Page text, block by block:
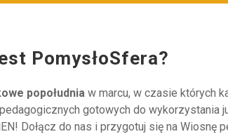
PomysłoSfera?
popołudnia w marcu, w czasie których
pedagogicznych gotowych do wykorzystania
Dołącz do nas i przygotuj się na Wiosnę